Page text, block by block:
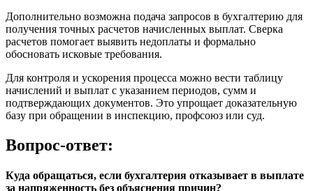
Дополнительно возможна подача запросов в бухгалтерию для
получения точных расчетов начисленных выплат. Сверка
расчетов помогает выявить недоплаты и формально
обосновать исковые требования.
Для контроля и ускорения процесса можно вести таблицу
начислений и выплат с указанием периодов, сумм и
подтверждающих документов. Это упрощает доказательную
базу при обращении в инспекцию, профсоюз или суд.
Вопрос-ответ:
Куда обращаться, если бухгалтерия отказывает в выплате
за напряженность без объяснения причин?